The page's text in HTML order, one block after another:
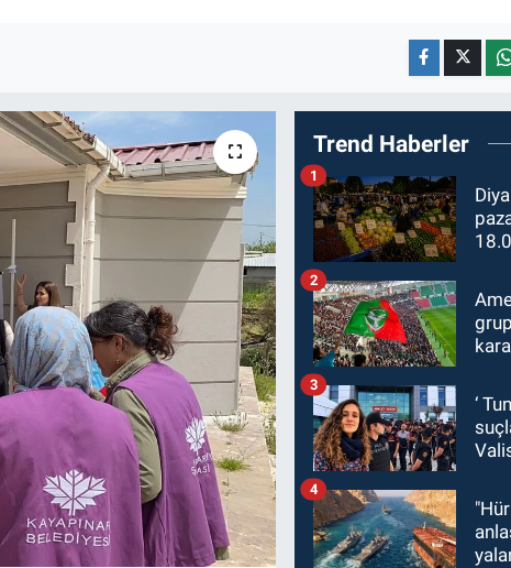
Trend Haberler
1
2
‘ Tuncay Sonel'e yeni
3
4